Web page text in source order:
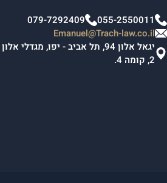
055-2550011
079-7292409
Emanuel@Trach-law.co.il
יגאל אלון 94, תל אביב - יפו, מגדלי אלון
2, קומה 4.